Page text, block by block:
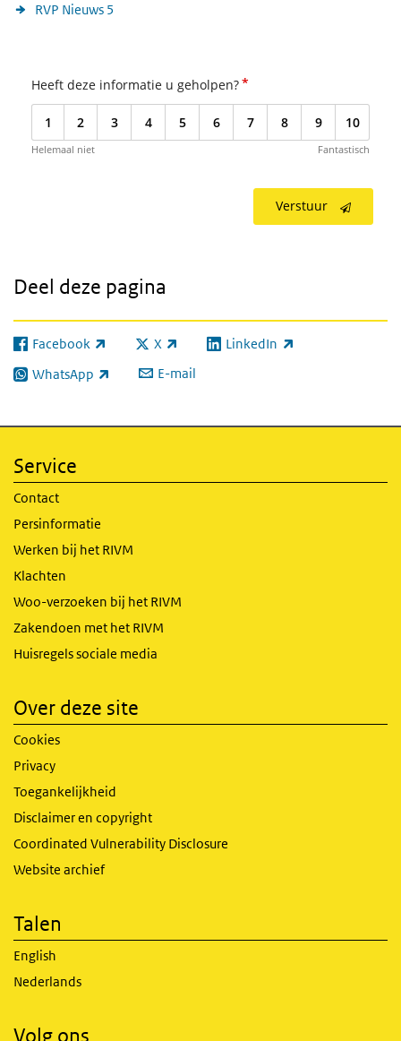
RVP Nieuws 5
Heeft deze informatie u geholpen?*
1 2 3 4 5 6 7 8 9 10
Helemaal niet Fantastisch
Verstuur
Deel deze pagina
Facebook
(externe link) X
(externe link) LinkedIn
(externe link)
WhatsApp
(externe link) E-mail
Service
Contact
Persinformatie
Werken bij het RIVM
Klachten
Woo-verzoeken bij het RIVM
Zakendoen met het RIVM
Huisregels sociale media
Over deze site
Cookies
Privacy
Toegankelijkheid
Disclaimer en copyright
Coordinated Vulnerability Disclosure
Website archief
Talen
English
Nederlands
Volg ons